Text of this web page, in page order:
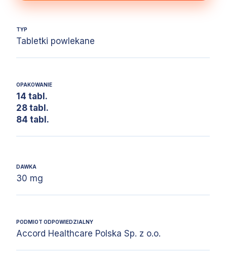
TYP
Tabletki powlekane
OPAKOWANIE
14 tabl.
28 tabl.
84 tabl.
DAWKA
30 mg
PODMIOT ODPOWIEDZIALNY
Accord Healthcare Polska Sp. z o.o.